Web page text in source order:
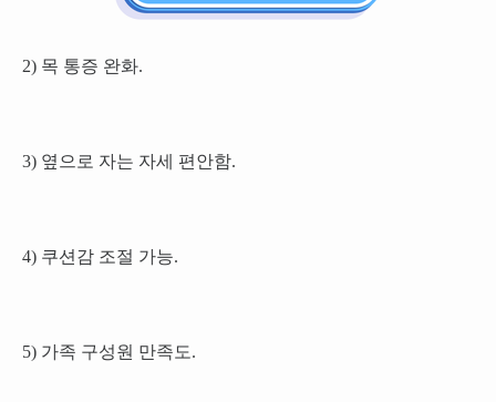
2) 목 통증 완화.
3) 옆으로 자는 자세 편안함.
4) 쿠션감 조절 가능.
5) 가족 구성원 만족도.